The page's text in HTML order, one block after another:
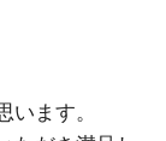
ます。